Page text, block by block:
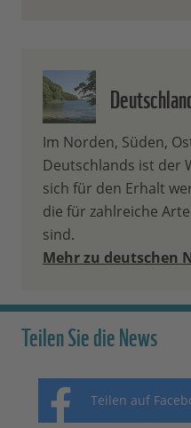
Im Norden, Süden,
Deutschlands ist der
sich für den Erhalt
die für zahlreiche
sind.
Mehr zu deutschen
Teilen Sie die News
Teilen auf